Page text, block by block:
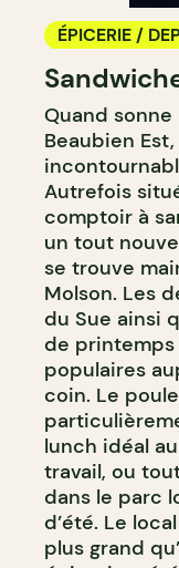
ÉPICERIE /
COMPTOIR
Quand sonne
Beaubien
Autrefois
comptoir à
un tout
se trouve
Molson. Les
du Sue ainsi
de
populaires
coin. Le
lunch idéal
travail, ou
dans le parc
d’été. Le
plus grand